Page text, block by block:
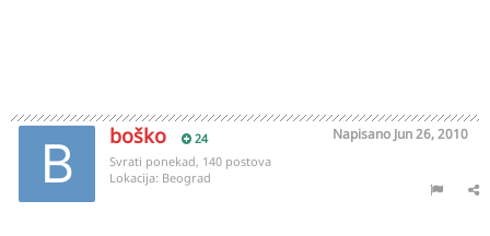
boško 24 Napisano Jun 26, 2010
Svrati ponekad, 140 postova
Lokacija: Beograd